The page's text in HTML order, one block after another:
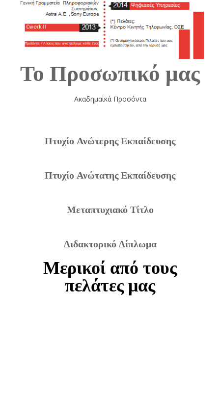
Το Προσωπικό μας
Ακαδημαϊκά Προσόντα
Πτυχίο Ανώτερης Εκπαίδευσης
Πτυχίο Ανώτατης Εκπαίδευσης
Μεταπτυχιακό Τίτλο
Διδακτορικό Δίπλωμα
Μερικοί από τους
πελάτες μας